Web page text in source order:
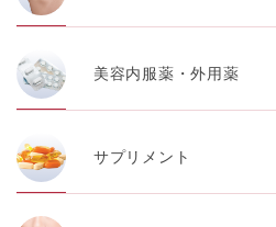
美容内服薬・外用薬
サプリメント